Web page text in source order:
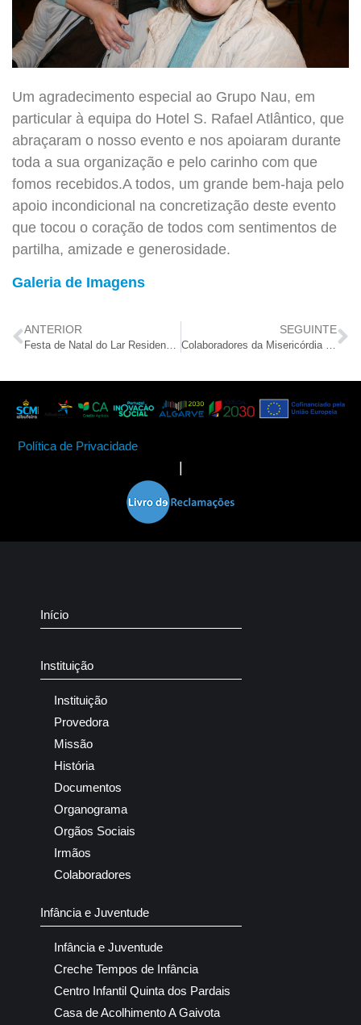
Um agradecimento especial ao Grupo Nau, em
particular à equipa do Hotel S. Rafael Atlântico, que
abraçaram o nosso evento e nos apoiaram durante
toda a sua organização e pelo carinho com que
fomos recebidos.A todos, um grande bem-haja pelo
apoio incondicional na concretização deste evento
que tocou o coração de todos com sentimentos de
partilha, amizade e generosidade.
Galeria de Imagens
ANTERIOR
Festa de Natal do Lar Residencial S. Vicente
SEGUINTE
Colaboradores da Misericórdia de Albufeira convivem em jantar de Natal
Política de Privacidade
Início
Instituição
Instituição
Provedora
Missão
História
Documentos
Organograma
Orgãos Sociais
Irmãos
Colaboradores
Infância e Juventude
Infância e Juventude
Creche Tempos de Infância
Centro Infantil Quinta dos Pardais
Casa de Acolhimento A Gaivota